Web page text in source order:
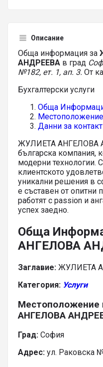
Описание
Обща информация за
АНДРЕЕВА в град
№182, ет. 1, ап. 3. От
Бухгалтерски услуги
Обща
Местоположение
Данни за контакт
ЖУЛИЕТА АНГЕЛОВА
българска компания,
модерни технологии.
клиентското
уникални решения в
е съставен от опитни
работят с passion и
успех заедно.
Обща
АНГЕЛОВА
Заглавие: ЖУЛИЕТА
Категория: Услуги
АНГЕЛОВА
Град: София
Адрес: ул. Раковска